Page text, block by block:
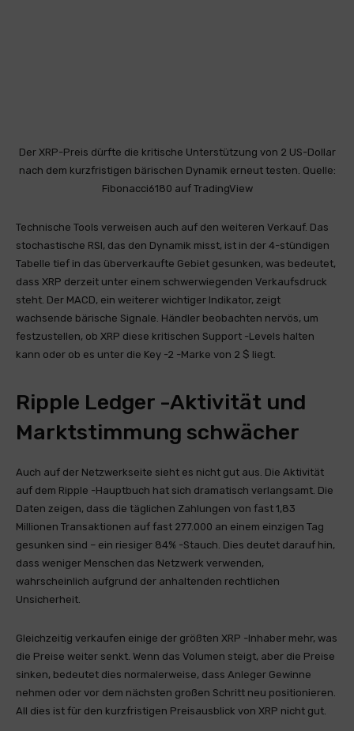
Der XRP-Preis dürfte die kritische Unterstützung von 2 US-Dollar
nach dem kurzfristigen bärischen Dynamik erneut testen. Quelle:
Fibonacci6180 auf TradingView
Technische Tools verweisen auch auf den weiteren Verkauf. Das
stochastische RSI, das den Dynamik misst, ist in der 4-stündigen
Tabelle tief in das überverkaufte Gebiet gesunken, was bedeutet,
dass XRP derzeit unter einem schwerwiegenden Verkaufsdruck
steht. Der MACD, ein weiterer wichtiger Indikator, zeigt
wachsende bärische Signale. Händler beobachten nervös, um
festzustellen, ob XRP diese kritischen Support -Levels halten
kann oder ob es unter die Key -2 -Marke von 2 $ liegt.
Ripple Ledger -Aktivität und
Marktstimmung schwächer
Auch auf der Netzwerkseite sieht es nicht gut aus. Die Aktivität
auf dem Ripple -Hauptbuch hat sich dramatisch verlangsamt. Die
Daten zeigen, dass die täglichen Zahlungen von fast 1,83
Millionen Transaktionen auf fast 277.000 an einem einzigen Tag
gesunken sind – ein riesiger 84% -Stauch. Dies deutet darauf hin,
dass weniger Menschen das Netzwerk verwenden,
wahrscheinlich aufgrund der anhaltenden rechtlichen
Unsicherheit.
Gleichzeitig verkaufen einige der größten XRP -Inhaber mehr, was
die Preise weiter senkt. Wenn das Volumen steigt, aber die Preise
sinken, bedeutet dies normalerweise, dass Anleger Gewinne
nehmen oder vor dem nächsten großen Schritt neu positionieren.
All dies ist für den kurzfristigen Preisausblick von XRP nicht gut.